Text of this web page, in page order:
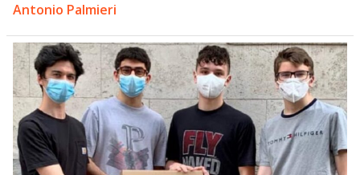
Antonio Palmieri